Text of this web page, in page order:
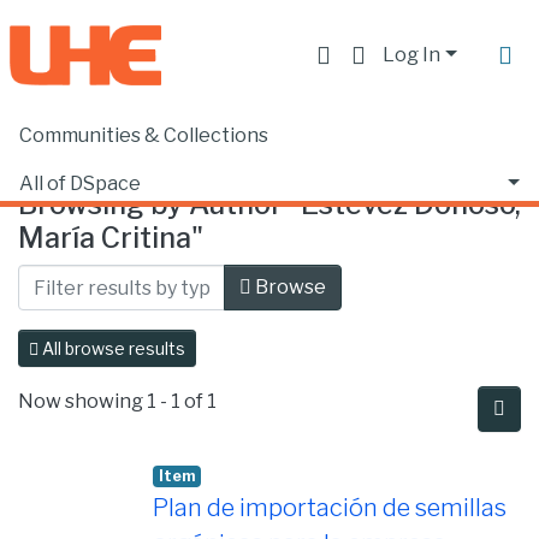
Log In
Communities & Collections
All of DSpace
Home Browse by Author
Browsing by Author "Estévez Donoso,
María Critina"
Browse
All browse results
Now showing 1 - 1 of 1
Item
Plan de importación de semillas